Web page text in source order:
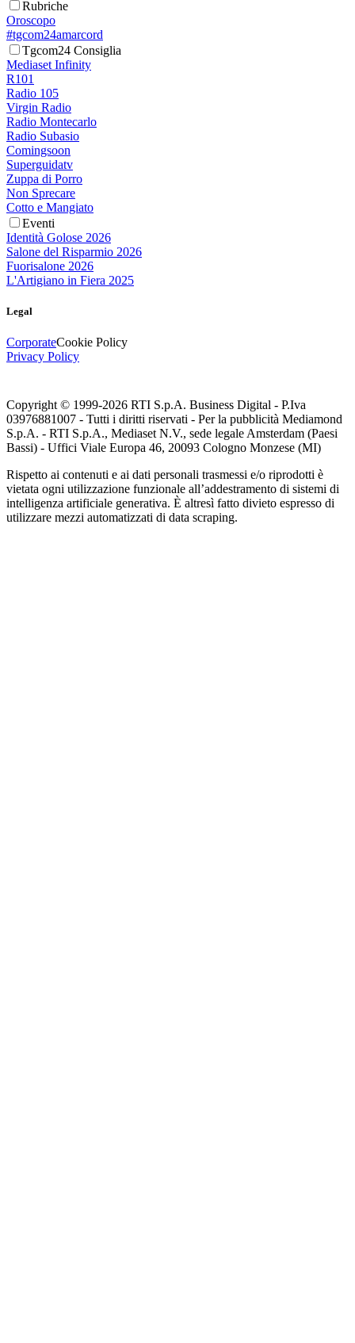
Rubriche
Oroscopo
#tgcom24amarcord
Tgcom24 Consiglia
Mediaset Infinity
R101
Radio 105
Virgin Radio
Radio Montecarlo
Radio Subasio
Comingsoon
Superguidatv
Zuppa di Porro
Non Sprecare
Cotto e Mangiato
Eventi
Identità Golose 2026
Salone del Risparmio 2026
Fuorisalone 2026
L'Artigiano in Fiera 2025
Legal
CorporateCookie Policy
Privacy Policy
Copyright © 1999-2026 RTI S.p.A. Business Digital - P.Iva
03976881007 - Tutti i diritti riservati - Per la pubblicità Mediamond
S.p.A. - RTI S.p.A., Mediaset N.V., sede legale Amsterdam (Paesi
Bassi) - Uffici Viale Europa 46, 20093 Cologno Monzese (MI)
Rispetto ai contenuti e ai dati personali trasmessi e/o riprodotti è
vietata ogni utilizzazione funzionale all’addestramento di sistemi di
intelligenza artificiale generativa. È altresì fatto divieto espresso di
utilizzare mezzi automatizzati di data scraping.